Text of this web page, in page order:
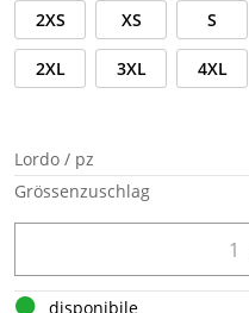
2XS XS S
2XL 3XL 4XL
Lordo / pz
Grössenzuschlag
disponibile